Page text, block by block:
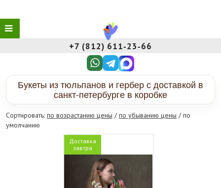
+7 (812) 611‑23‑66
Букеты из тюльпанов и гербер с доставкой в
санкт-петербурге в коробке
Сортировать: по возрастанию цены /по убыванию цены / по
умолчанию
Доставка
завтра